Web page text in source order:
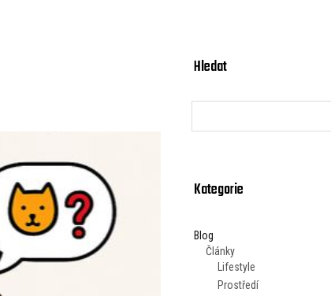
Hledat
Kategorie
Blog
Články
Lifestyle
Prostředí